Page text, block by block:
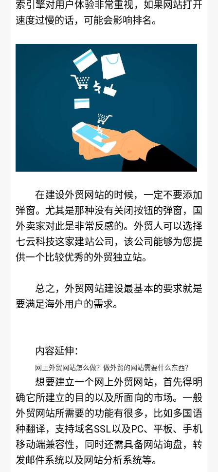
索引擎对用户体验非常重视，如果网站打开
速度过慢的话，可能会影响排名。
在建设外贸网站的时候，一定不要添加
弹窗。尤其是那种没有关闭按钮的弹窗，国
外卖家对此是非常反感的。外贸人可以选择
七云科技这家建站公司，该公司能够为您提
供一个比较优秀的外贸独立站。
总之，外贸网站建设最基本的要求就是
要满足海外用户的需求。
内容延伸：
网上外贸网站怎么做？做外贸的网站需要什么东西？
想要建立一个网上外贸网站，首先得明
确它所建立的目的以及所面向的市场。一般
外贸网站所需要的功能有很多，比如多国语
种翻译，支持域名SSL以及PC、平板、手机
移动端兼容性，同时还需具备网站询盘，转
发邮件系统以及网站分析系统等。